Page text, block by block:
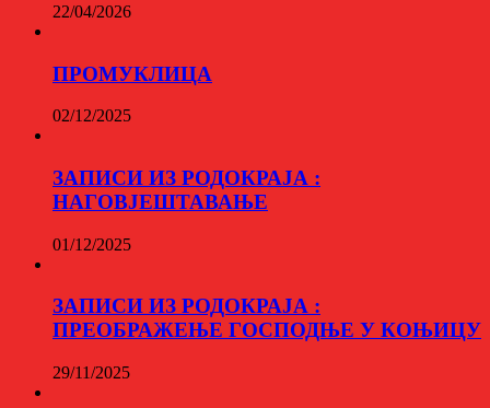
22/04/2026
ПРОМУКЛИЦА
02/12/2025
ЗАПИСИ ИЗ РОДОКРАЈА :
НАГОВЈЕШТАВАЊЕ
01/12/2025
ЗАПИСИ ИЗ РОДОКРАЈА :
ПРЕОБРАЖЕЊЕ ГОСПОДЊЕ У КОЊИЦУ
29/11/2025